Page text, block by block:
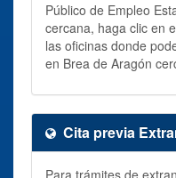
Público de Empleo
cercana, haga clic en
las oficinas donde
en Brea de Aragón
Cita previa
Para trámites de